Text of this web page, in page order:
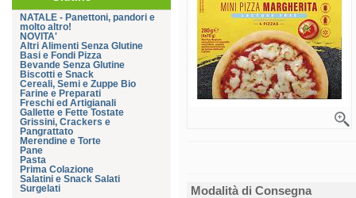
NATALE - Panettoni, pandori e
molto altro!
NOVITA'
Altri Alimenti Senza Glutine
Basi e Fondi Pizza
Bevande Senza Glutine
Biscotti e Snack
Cereali, Semi e Zuppe Bio
Farine e Preparati
Freschi ed Artigianali
Gallette e Fette Tostate
Grissini, Crackers e
Pangrattato
Merendine e Torte
Pane
Pasta
Prima Colazione
Salatini e Snack Salati
Surgelati
Modalità di Consegna